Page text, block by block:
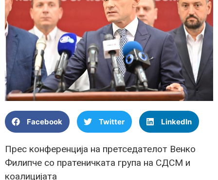
Facebook Twitter LinkedIn
Прес конференција на претседателот Венко
Филипче со пратеничката група на СДСМ и
коалицијата